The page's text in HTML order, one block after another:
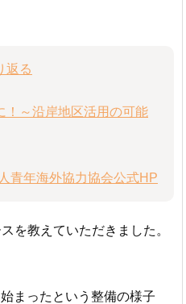
返る
！～沿岸地区活用の可能
青年海外協力協会公式HP
を教えていただきました。
まったという整備の様子